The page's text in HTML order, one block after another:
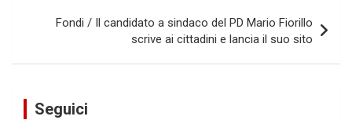
Fondi / Il candidato a sindaco del PD Mario Fiorillo
scrive ai cittadini e lancia il suo sito
Seguici